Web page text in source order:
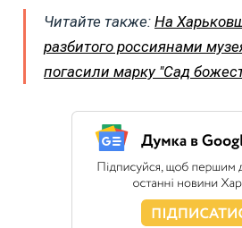
Читайте также: На
разбитого россиянами
погасили марку "Сад